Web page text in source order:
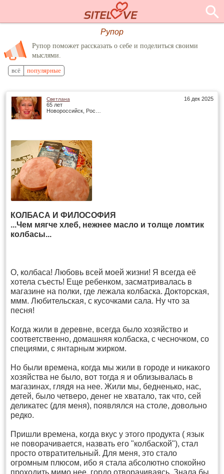
Рупор
Рупор поможет рассказать о себе и поделиться своими
мыслями.
всё популярные
16 дек 2025
Светлана
65 лет
КОЛБАСА И ФИЛОСОФИЯ
...Чем мягче хлеб, нежнее масло и толще ломтик
колбасы...
О, колбаса! Любовь всей моей жизни! Я всегда её
хотела съесть! Еще ребенком, засматривалась в
магазине на полки, где лежала колбаска. Докторская,
ммм. Любительская, с кусочками сала. Ну что за
песня!
Когда жили в деревне, всегда было хозяйство и
соответственно, домашняя колбаска, с чесночком, со
специями, с янтарным жирком.
Но были времена, когда мы жили в городе и никакого
хозяйства не было, вот тогда я и облизывалась в
магазинах, глядя на нее. Жили мы, бедненько, нас,
детей, было четверо, денег не хватало, так что, сей
деликатес (для меня), появлялся на столе, довольно
редко.
Пришли времена, когда вкус у этого продукта ( язык
не поворачивается, назвать его "колбаской"), стал
просто отвратительный. Для меня, это стало
огромным плюсом, ибо я стала абсолютно спокойно